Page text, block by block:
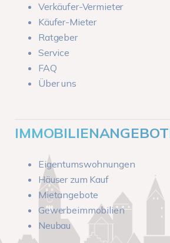
Verkäufer-Vermieter
Käufer-Mieter
Ratgeber
Service
FAQ
Über uns
Eigentumswohnungen
Häuser zum Kauf
Mietangebote
Gewerbeimmobilien
Neubau